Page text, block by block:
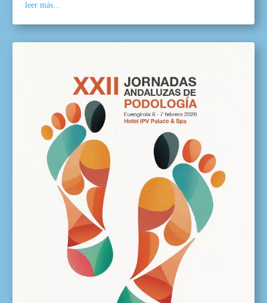
leer más...